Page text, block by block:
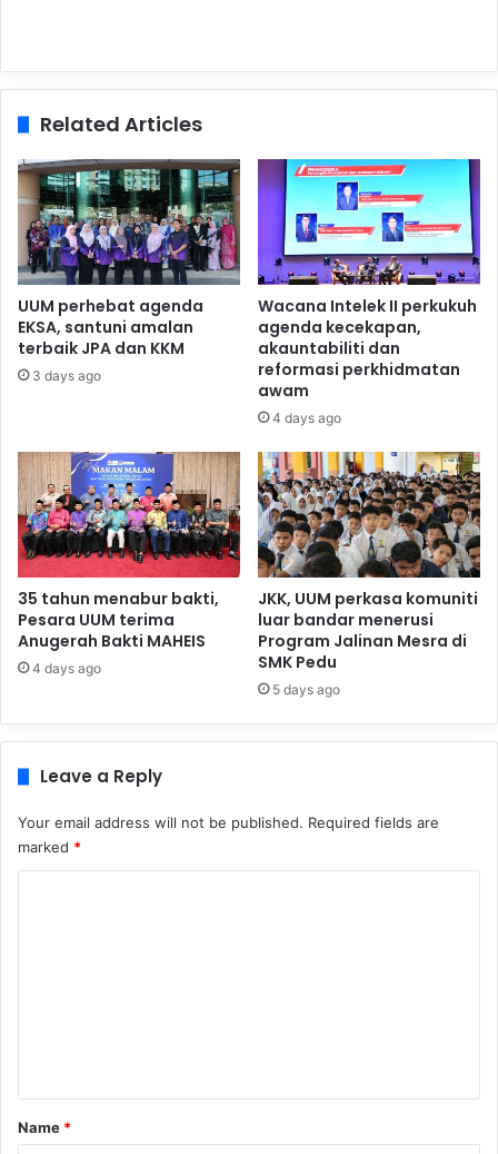
Related Articles
UUM perhebat agenda
EKSA, santuni amalan
terbaik JPA dan KKM
3 days ago
Wacana Intelek II perkukuh
agenda kecekapan,
akauntabiliti dan
reformasi perkhidmatan
awam
4 days ago
35 tahun menabur bakti,
Pesara UUM terima
Anugerah Bakti MAHEIS
4 days ago
JKK, UUM perkasa komuniti
luar bandar menerusi
Program Jalinan Mesra di
SMK Pedu
5 days ago
Leave a Reply
Your email address will not be published. Required fields are
marked *
*
Name *